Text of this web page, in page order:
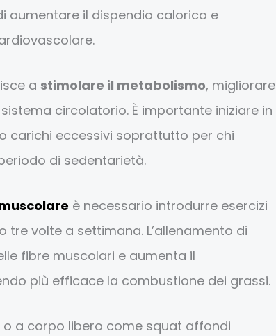
aumentare il dispendio calorico e
a stimolare il metabolismo, migliorare
circolatorio. È importante iniziare in
carichi eccessivi soprattutto per chi
di sedentarietà.
è necessario introdurre esercizi
tre volte a settimana. L’allenamento di
fibre muscolari e aumenta il
più efficace la combustione dei grassi.
o a corpo libero come squat affondi